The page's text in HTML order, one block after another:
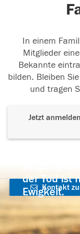
In einem
Mitglieder
Bekannte
bilden. Bleiben
und tragen
Jetzt
der Tod ist
Ewigkeit.
Kontakt